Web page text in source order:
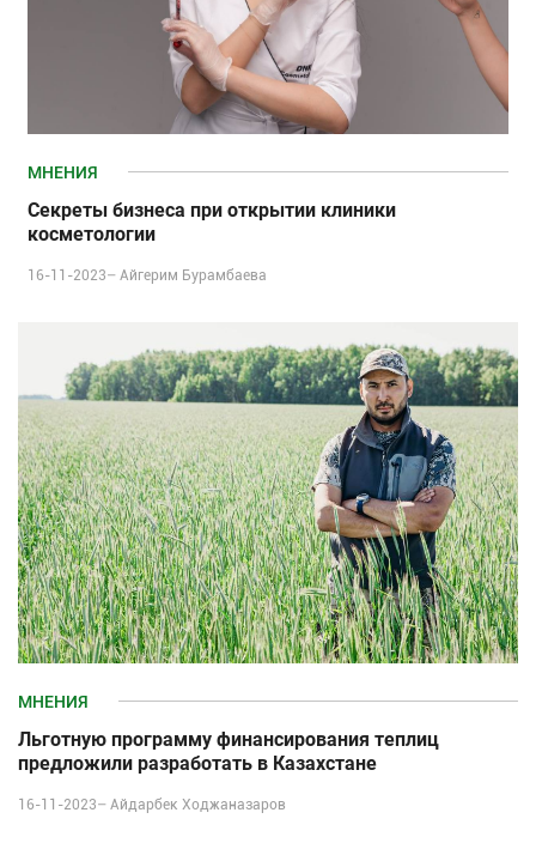
МНЕНИЯ
Секреты бизнеса при открытии клиники
косметологии
16-11-2023–Айгерим Бурамбаева
МНЕНИЯ
Льготную программу финансирования теплиц
предложили разработать в Казахстане
16-11-2023– Айдарбек Ходжаназаров